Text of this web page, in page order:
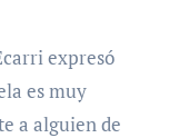
es muy
a alguien de